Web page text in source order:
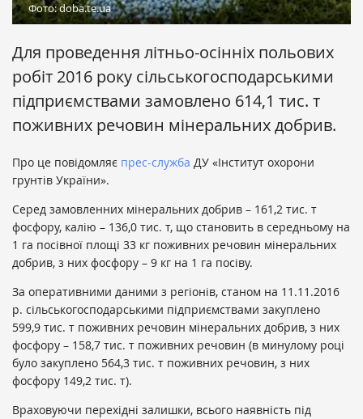
Фото: doba.te.ua
Для проведення літньо-осінніх польових
робіт 2016 року сільськогосподарськими
підприємствами замовлено 614,1 тис. т
поживних речовин мінеральних добрив.
Про це повідомляє прес-служба ДУ «Інститут охорони
грунтів України».
Серед замовленних мінеральних добрив – 161,2 тис. т
фосфору, калію – 136,0 тис. т, що становить в середньому на
1 га посівної площі 33 кг поживних речовин мінеральних
добрив, з них фосфору – 9 кг на 1 га посіву.
За оперативними даними з регіонів, станом на 11.11.2016
р. сільськогосподарськими підприємствами закуплено
599,9 тис. т поживних речовин мінеральних добрив, з них
фосфору – 158,7 тис. т поживних речовин (в минулому році
було закуплено 564,3 тис. т поживних речовин, з них
фосфору 149,2 тис. т).
Враховуючи перехідні залишки, всього наявність під